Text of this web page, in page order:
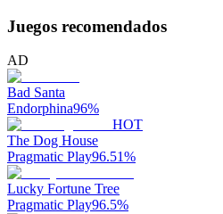
Juegos recomendados
AD
Bad Santa
Endorphina96%
HOT
The Dog House
Pragmatic Play96.51%
Lucky Fortune Tree
Pragmatic Play96.5%